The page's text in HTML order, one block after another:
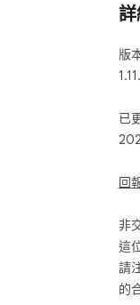
版
已
回
非
這
請
的